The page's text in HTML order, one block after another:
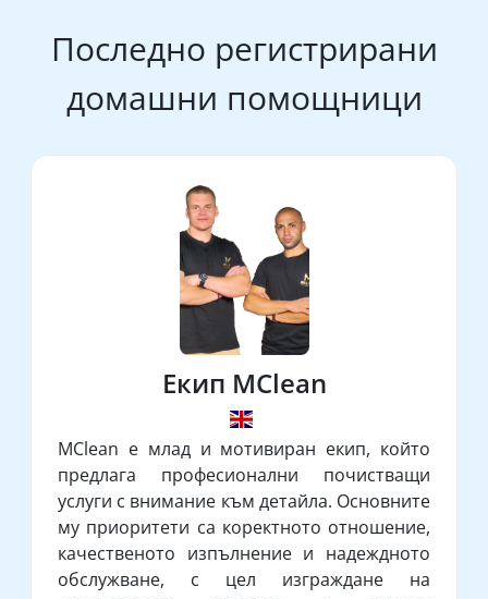
Последно регистрирани
домашни помощници
Екип MClean
MClean е млад и мотивиран екип, който
предлага професионални почистващи
услуги с внимание към детайла. Основните
му приоритети са коректното отношение,
качественото изпълнение и надеждното
обслужване, с цел изграждане на